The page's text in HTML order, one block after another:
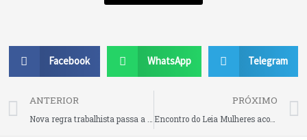
Facebook WhatsApp Telegram
Prev
ANTERIOR PRÓXIMO
Encontro do Leia Mulheres acontece na tarde deste sábado (30), com debate sobre obra de Paula Klien